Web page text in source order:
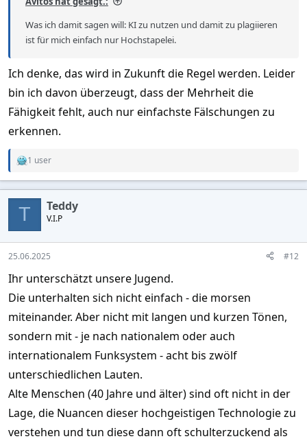
Was ich damit sagen will: KI zu nutzen und damit zu plagiieren
ist für mich einfach nur Hochstapelei.
Ich denke, das wird in Zukunft die Regel werden. Leider
bin ich davon überzeugt, dass der Mehrheit die
Fähigkeit fehlt, auch nur einfachste Fälschungen zu
erkennen.
R
c
o
n
s
:
1 user
T Teddy
V.I.P
25.06.2025 #12
Ihr unterschätzt unsere Jugend.
Die unterhalten sich nicht einfach - die morsen
miteinander. Aber nicht mit langen und kurzen Tönen,
sondern mit - je nach nationalem oder auch
internationalem Funksystem - acht bis zwölf
unterschiedlichen Lauten.
Alte Menschen (40 Jahre und älter) sind oft nicht in der
Lage, die Nuancen dieser hochgeistigen Technologie zu
verstehen und tun diese dann oft schulterzuckend als